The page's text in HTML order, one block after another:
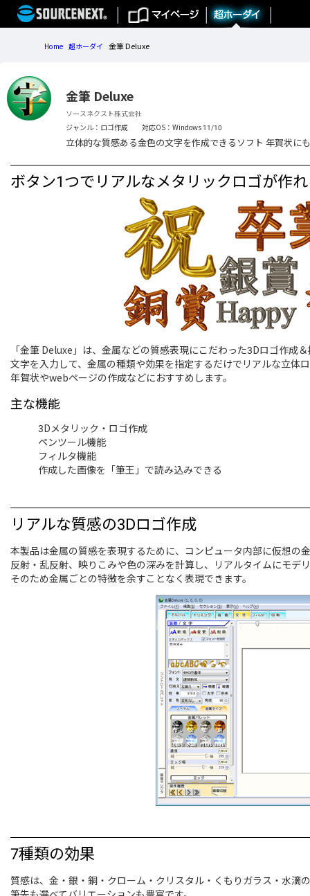
Home 超ホーダイ 金筆 Deluxe
金筆 Deluxe
ソースネクスト株式会社
ジャンル：ロゴ作成
対応OS：Windows 11/10
立体的な質感ある金色の文字を作成できるソフト 年賀状に
ボタン1つでリアルなメタリックロゴが作
「金筆 Deluxe」は、金属などの質感表現にこだわった3Dロゴ作成
文字を入力して、金属の種類や効果を指定するだけでリアルな立体
年賀状やwebページの作成などにおすすめします。
主な機能
3Dメタリック・ロゴ作成
ペンツール機能
フィルタ機能
作成した画像を「筆王」で読み込みできる
リアルな質感の3Dロゴ作成
本製品は金属の質感を表現するために、コンピュータ内部に仮想の
反射・乱反射、映りこみや色の深みを計算し、リアルタイムにモデ
そのため金属ごとの特徴を余すことなく表現できます。
7種類の効果
質感は、金・銀・銅・クローム・クリスタル・くもりガラス・水滴